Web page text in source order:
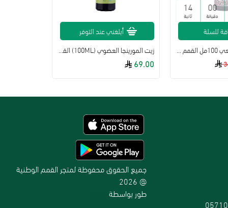
00
دقيقة
13
ثانية
للسلة
69.00
أبلغني عند التوفر
جميع الحقوق محفوظة لمتجر القمم الوطنية
@ 2026
طور بواسطة